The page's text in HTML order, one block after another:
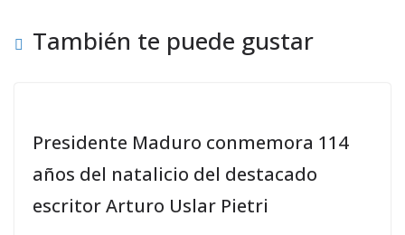
También te puede gustar
Presidente Maduro conmemora 114
años del natalicio del destacado
escritor Arturo Uslar Pietri